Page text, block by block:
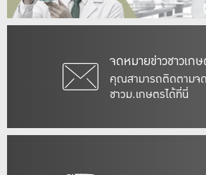
จดหมายข่าวชาวเก
คุณสามารถติดตามจ
ชาวม.เกษตรได้ที่นี่